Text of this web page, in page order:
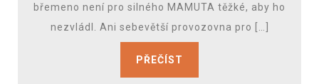
břemeno není pro silného MAMUTA těžké, aby ho
nezvládl. Ani sebevětší provozovna pro […]
PŘEČÍST